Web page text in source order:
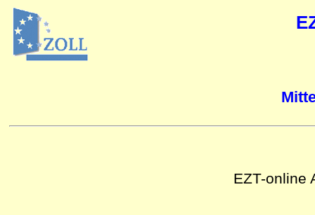
EZT-online